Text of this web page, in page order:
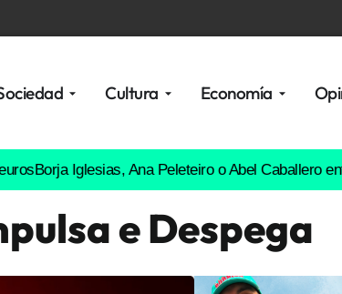
Cultura Economía
Iglesias, Ana Peleteiro o Abel Caballero entre los
e Despega